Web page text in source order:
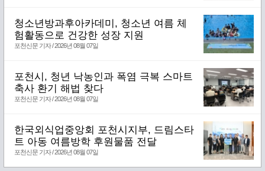
청소년방과후아카데미, 청소년 여름 체
험활동으로 건강한 성장 지원
포천신문 기자 / 2026년 08월 07일
포천시, 청년 낙농인과 폭염 극복 스마트
축사 환기 해법 찾다
포천신문 기자 / 2026년 08월 07일
한국외식업중앙회 포천시지부, 드림스타
트 아동 여름방학 후원물품 전달
포천신문 기자 / 2026년 08월 07일